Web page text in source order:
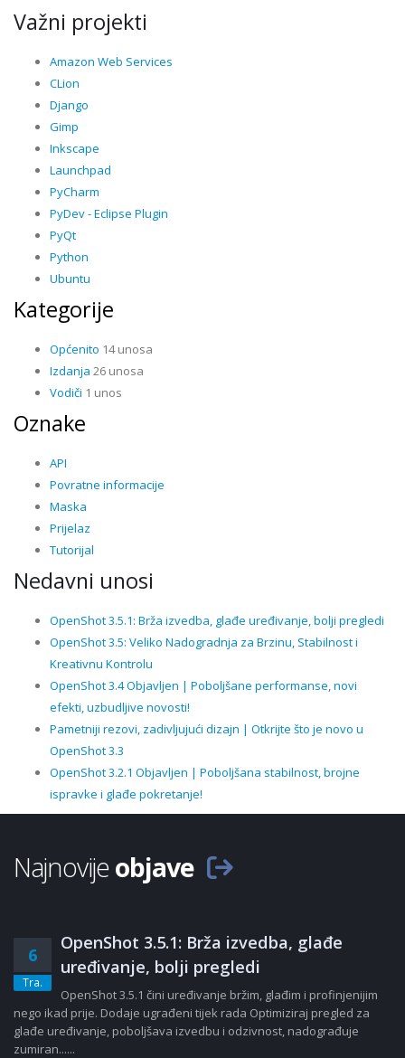
Važni projekti
Amazon Web Services
CLion
Django
Gimp
Inkscape
Launchpad
PyCharm
PyDev - Eclipse Plugin
PyQt
Python
Ubuntu
Kategorije
Općenito 14 unosa
Izdanja 26 unosa
Vodiči 1 unos
Oznake
API
Povratne informacije
Maska
Prijelaz
Tutorijal
Nedavni unosi
OpenShot 3.5.1: Brža izvedba, glađe uređivanje, bolji pregledi
OpenShot 3.5: Veliko Nadogradnja za Brzinu, Stabilnost i
Kreativnu Kontrolu
OpenShot 3.4 Objavljen | Poboljšane performanse, novi
efekti, uzbudljive novosti!
Pametniji rezovi, zadivljujući dizajn | Otkrijte što je novo u
OpenShot 3.3
OpenShot 3.2.1 Objavljen | Poboljšana stabilnost, brojne
ispravke i glađe pokretanje!
Najnovijeobjave
6
Tra.
OpenShot 3.5.1: Brža izvedba, glađe
uređivanje, bolji pregledi
OpenShot 3.5.1 čini uređivanje bržim, glađim i profinjenijim
nego ikad prije. Dodaje ugrađeni tijek rada Optimiziraj pregled za
glađe uređivanje, poboljšava izvedbu i odzivnost, nadograđuje
zumiran......